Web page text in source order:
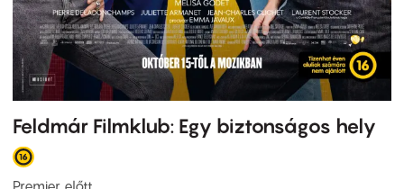
Feldmár Filmklub: Egy biztonságos hely
Premier előtt